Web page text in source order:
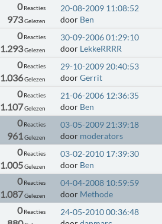
0Reacties
973Gelezen
20-08-2009 11:08:52
door Ben
0Reacties
1.293Gelezen
30-09-2006 01:29:10
door LekkeRRRR
0Reacties
1.036Gelezen
29-10-2009 20:40:53
doorGerrit
0Reacties
1.107Gelezen
21-06-2006 12:36:35
door Ben
0Reacties
961 Gelezen
03-05-2009 21:39:18
door moderators
0Reacties
1.005Gelezen
03-02-2010 17:39:30
door Ben
0Reacties
1.087Gelezen
04-04-2008 10:59:59
door Methode
0Reacties
24-05-2010 00:36:48